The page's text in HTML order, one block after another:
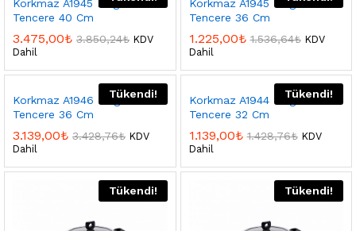
Korkmaz A1945 Mega Kısa
Tencere 40 Cm
3.475,00₺ 3.850,24₺ KDV
Dahil
Korkmaz A1945 Mega Kısa
Tencere 36 Cm
1.225,00₺ 1.536,64₺ KDV
Dahil
Tükendi!
Korkmaz A1946 Mega
Tencere 36 Cm
3.139,00₺ 3.428,76₺ KDV
Dahil
Tükendi!
Korkmaz A1944 Mega
Tencere 32 Cm
1.139,00₺ 1.428,76₺ KDV
Dahil
Tükendi! Tükendi!